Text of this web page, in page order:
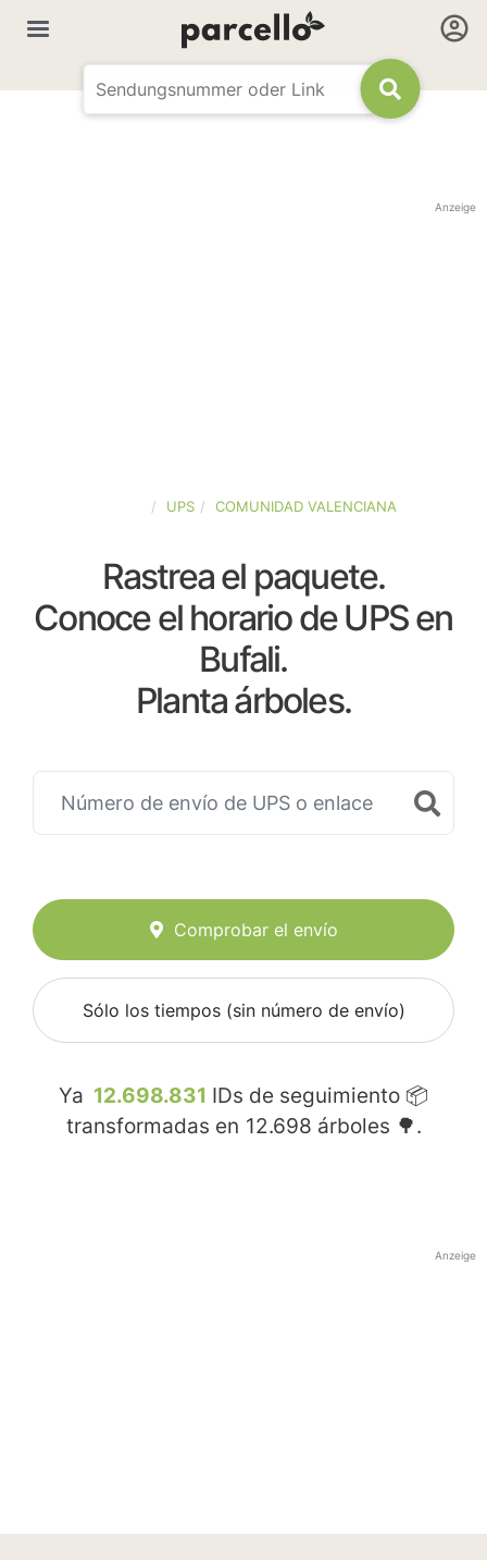
Anzeige
UPS COMUNIDAD VALENCIANA
Rastrea el paquete.
Conoce el horario de UPS en
Bufali.
Planta árboles.
Comprobar el envío
Sólo los tiempos (sin número de envío)
Ya 12.698.831 IDs de seguimiento 📦
transformadas en 12.698 árboles 🌳.
Anzeige